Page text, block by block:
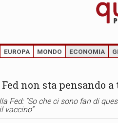
EUROPA MONDO ECONOMIA
Fed non sta pensando
Fed: “So che ci sono fan di
vaccino”